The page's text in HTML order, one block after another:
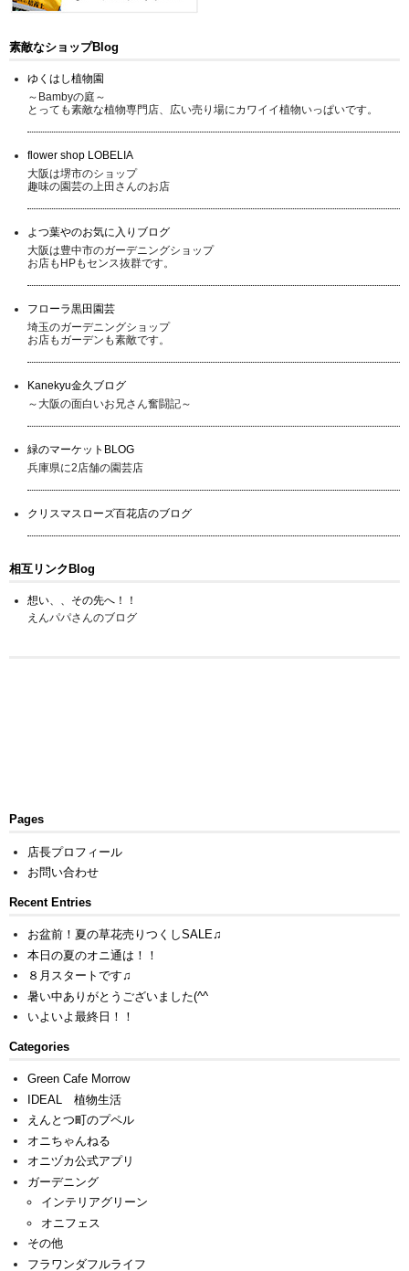
素敵なショップBlog
ゆくはし植物園
～Bambyの庭～
とっても素敵な植物専門店、広い売り場にカワイイ植物いっぱいです。
flower shop LOBELIA
大阪は堺市のショップ
趣味の園芸の上田さんのお店
よつ葉やのお気に入りブログ
大阪は豊中市のガーデニングショップ
お店もHPもセンス抜群です。
フローラ黒田園芸
埼玉のガーデニングショップ
お店もガーデンも素敵です。
Kanekyu金久ブログ
～大阪の面白いお兄さん奮闘記～
緑のマーケットBLOG
兵庫県に2店舗の園芸店
クリスマスローズ百花店のブログ
相互リンクBlog
想い、、その先へ！！
えんパパさんのブログ
Pages
店長プロフィール
お問い合わせ
Recent Entries
お盆前！夏の草花売りつくしSALE♫
本日の夏のオニ通は！！
８月スタートです♫
暑い中ありがとうございました(^^ゞ
いよいよ最終日！！
Categories
Green Cafe Morrow
IDEAL 植物生活
えんとつ町のプペル
オニちゃんねる
オニヅカ公式アプリ
ガーデニング
インテリアグリーン
オニフェス
その他
フラワンダフルライフ